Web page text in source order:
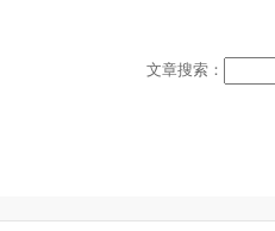
文章搜索：